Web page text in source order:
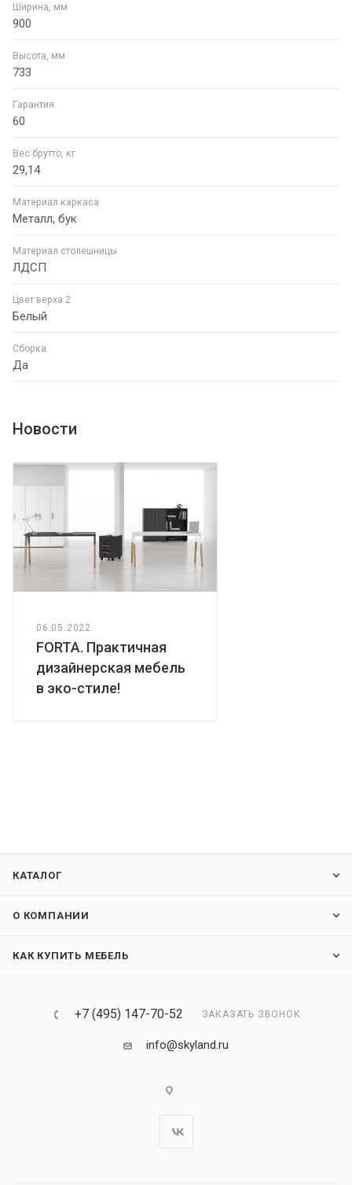
Ширина, мм
900
Высота, мм
733
Гарантия
60
Вес брутто, кг
29,14
Материал каркаса
Металл, бук
Материал столешницы
ЛДСП
Цвет верха 2
Белый
Сборка
Да
Новости
06.05.2022
FORTA. Практичная
дизайнерская мебель
в эко-стиле!
КАТАЛОГ
О КОМПАНИИ
КАК КУПИТЬ МЕБЕЛЬ
+7 (495) 147-70-52 ЗАКАЗАТЬ ЗВОНОК
info@skyland.ru